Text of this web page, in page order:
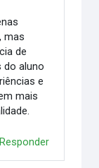
mas
de
do aluno
e
mais
Responder